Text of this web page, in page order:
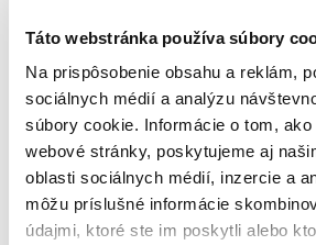
Táto webstránka používa súbory
Na prispôsobenie obsahu a reklám,
sociálnych médií a analýzu
súbory cookie. Informácie o tom,
webové stránky, poskytujeme aj
oblasti sociálnych médií, inzercie a
môžu príslušné informácie
údajmi, ktoré ste im poskytli alebo